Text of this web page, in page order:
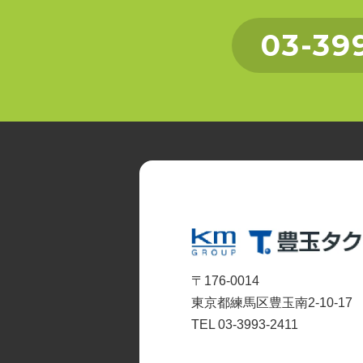
03-
〒176-0014
東京都練馬区豊玉南2-10-17
TEL 03-3993-2411